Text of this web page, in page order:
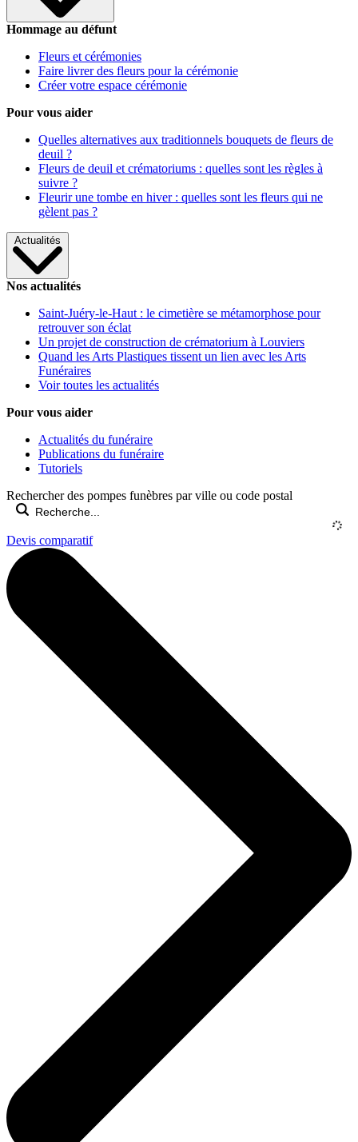
Hommage au défunt
Fleurs et cérémonies
Faire livrer des fleurs pour la cérémonie
Créer votre espace cérémonie
Pour vous aider
Quelles alternatives aux traditionnels bouquets de fleurs de
deuil ?
Fleurs de deuil et crématoriums : quelles sont les règles à
suivre ?
Fleurir une tombe en hiver : quelles sont les fleurs qui ne
gèlent pas ?
Actualités
Nos actualités
Saint-Juéry-le-Haut : le cimetière se métamorphose pour
retrouver son éclat
Un projet de construction de crématorium à Louviers
Quand les Arts Plastiques tissent un lien avec les Arts
Funéraires
Voir toutes les actualités
Pour vous aider
Actualités du funéraire
Publications du funéraire
Tutoriels
Rechercher des pompes funèbres par ville ou code postal
Devis comparatif